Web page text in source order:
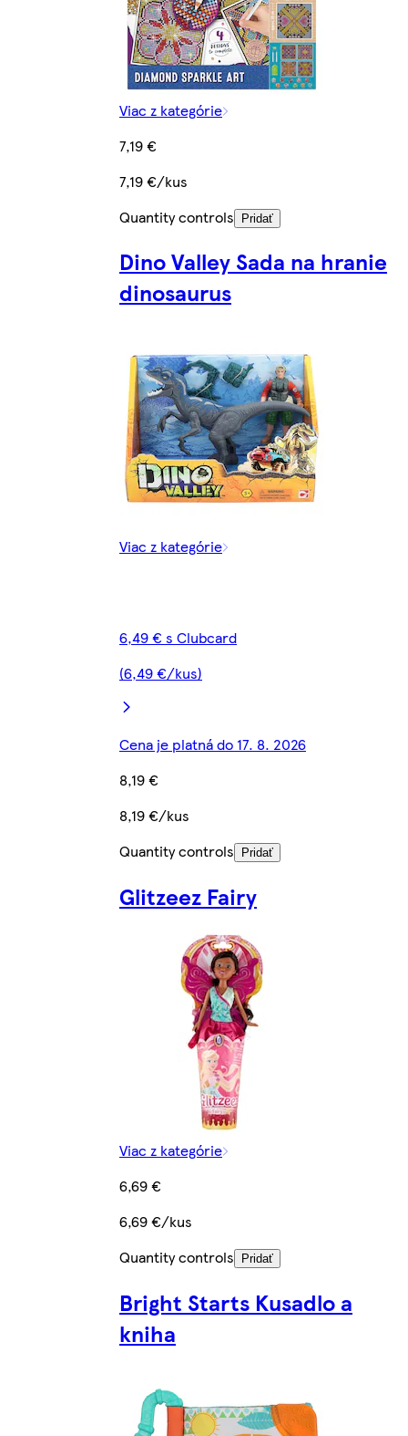
Viac z kategórie
7,19 €
7,19 €/kus
Quantity controls
Pridať
Dino Valley Sada na hranie
dinosaurus
Viac z kategórie
6,49 € s Clubcard
(6,49 €/kus)
Cena je platná do 17. 8. 2026
8,19 €
8,19 €/kus
Quantity controls
Pridať
Glitzeez Fairy
Viac z kategórie
6,69 €
6,69 €/kus
Quantity controls
Pridať
Bright Starts Kusadlo a
kniha